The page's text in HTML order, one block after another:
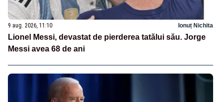
9 aug. 2026, 11:10 Ionuț Nichita
Lionel Messi, devastat de pierderea tatălui său. Jorge
Messi avea 68 de ani